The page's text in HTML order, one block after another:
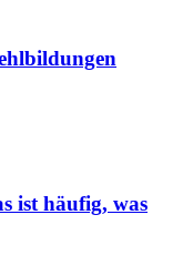
ist häufig, was